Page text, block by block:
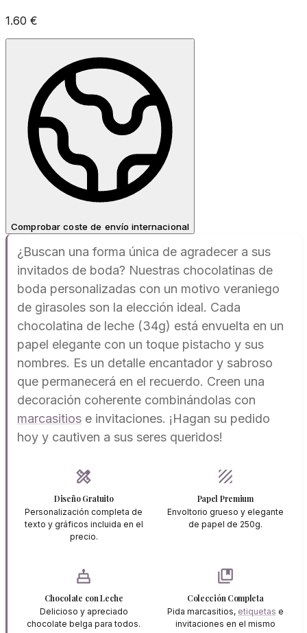
1.60 €
Comprobar coste de envío internacional
¿Buscan una forma única de agradecer a sus
invitados de boda? Nuestras chocolatinas de
boda personalizadas con un motivo veraniego
de girasoles son la elección ideal. Cada
chocolatina de leche (34g) está envuelta en un
papel elegante con un toque pistacho y sus
nombres. Es un detalle encantador y sabroso
que permanecerá en el recuerdo. Creen una
decoración coherente combinándolas con
marcasitios e invitaciones. ¡Hagan su pedido
hoy y cautiven a sus seres queridos!
design_services
Diseño Gratuito
Personalización completa de
texto y gráficos incluida en el
precio.
texture
Papel Premium
Envoltorio grueso y elegante
de papel de 250g.
cake
Chocolate con Leche
Delicioso y apreciado
chocolate belga para todos.
collections_bookmark
Colección Completa
Pida marcasitios, etiquetas e
invitaciones en el mismo